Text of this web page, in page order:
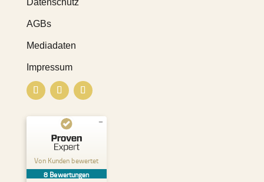
AGBs
Mediadaten
Impressum
Von Kunden bewertet
8 Bewertungen
Kundenbewertungen und Erfahrungen zu
SEHR GUT